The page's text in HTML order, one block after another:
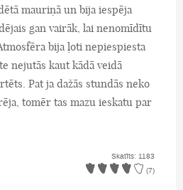
mauriņā un bija iespēja
gan vairāk, lai nenomīdītu
bija ļoti nepiespiesta
nejutās kaut kādā veidā
Pat ja dažās stundās neko
tomēr tas mazu ieskatu par
Skatīts: 1183
(7)